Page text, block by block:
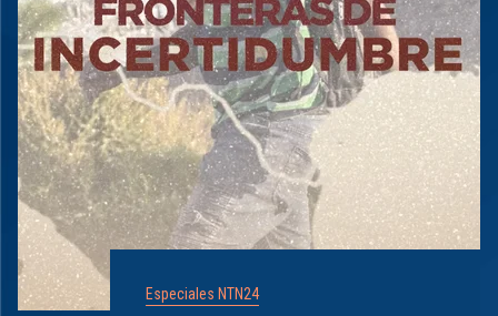
Especiales NTN24